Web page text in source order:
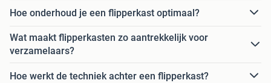
Hoe onderhoud je een flipperkast optimaal?
Wat maakt flipperkasten zo aantrekkelijk voor
verzamelaars?
Hoe werkt de techniek achter een flipperkast?